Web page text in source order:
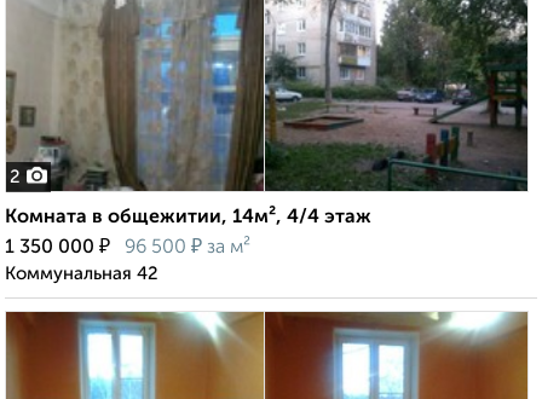
2
Комната в общежитии, 14м², 4/4 этаж
1 350 000 ₽ 96 500 ₽ за м²
Коммунальная 42